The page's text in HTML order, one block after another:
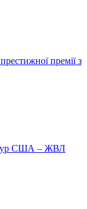
премії з
тур США – ЖВЛ